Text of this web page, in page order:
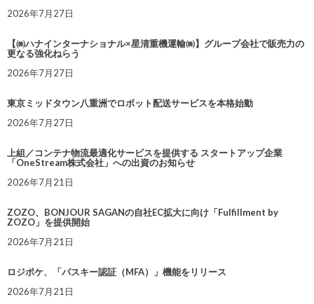
2026年7月27日
【㈱ハナインターナショナル×星清重機運輸㈱】グループ会社で販売力の
更なる強化ねらう
2026年7月27日
東京ミッドタウン八重洲でロボット配送サービスを本格始動
2026年7月27日
上組／コンテナ物流最適化サービスを提供する スタートアップ企業
「OneStream株式会社」への出資のお知らせ
2026年7月21日
ZOZO、BONJOUR SAGANの自社EC拡大に向け「Fulfillment by
ZOZO」を提供開始
2026年7月21日
ロジポケ、「パスキー認証（MFA）」機能をリリース
2026年7月21日